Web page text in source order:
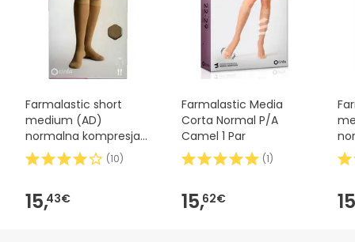
Farmalastic short
medium (AD)
normalna kompresja
T-medium beige 1ud
(10)
15,43€
Farmalastic Media
Corta Normal P/A
Camel 1 Par
(1)
15,62€
1ud